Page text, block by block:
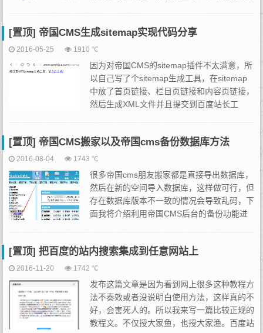
[置顶] 帝国CMS生成sitemap实现代码分享
2016-05-25 1910 ℃
因为对帝国CMS的sitemap插件不太满意，所
以自己写了个sitemap生成工具，在sitemap
中放了首页链接、栏目页链接和内容页链接，
然后生成XML文件并且提交到百度站长工
[置顶] 帝国CMS搬家以及帝国cms备份数据库方法
2016-08-04 1743 ℃
很多帝国cms朋友搬家都是直接导出数据库，
然后在新的空间导入数据库，这样做可行，但
存在数据库版本不一致的情况会导致乱码，下
面我将介绍利用帝国CMS后台的备份功能进
[置顶] 把百度的站内搜索集成到任意网站上
2016-11-20 1742 ℃
发布这篇文章是因为看到网上很多这种教程方
法不奏效或者没说明白使用方法，这样真的不
好，会害死人的。所以我来写一篇比较正规的
教程文。不仅授大家鱼，也授大家渔。百度站